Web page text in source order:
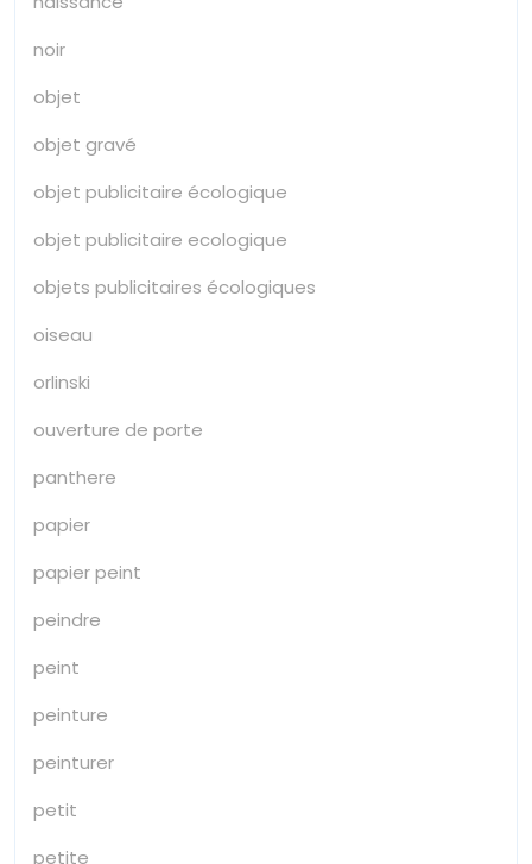
noir
objet
objet gravé
objet publicitaire écologique
objet publicitaire ecologique
objets publicitaires écologiques
oiseau
orlinski
ouverture de porte
panthere
papier
papier peint
peindre
peint
peinture
peinturer
petit
petite